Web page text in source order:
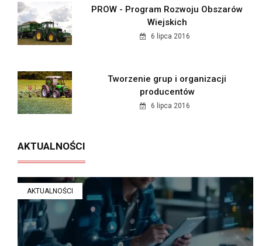
PROW - Program Rozwoju Obszarów
Wiejskich
6 lipca 2016
Tworzenie grup i organizacji
producentów
6 lipca 2016
AKTUALNOŚCI
AKTUALNOŚCI